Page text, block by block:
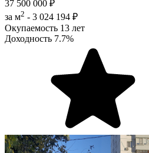
37 500 000 ₽
за м2 - 3 024 194 ₽
Окупаемость 13 лет
Доходность 7.7%